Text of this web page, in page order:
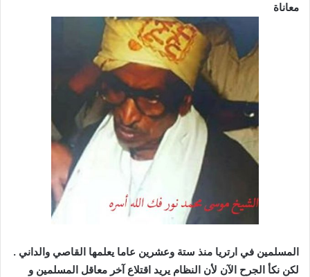
معاناة
المسلمين في ارتريا منذ ستة وعشرين عاما يعلمها القاصي والداني .
لكن نكأ الجرح اﻵن ﻷن النظام يريد اقتلاع آخر معاقل المسلمين و